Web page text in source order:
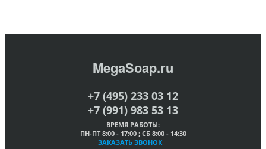
MegaSoap.ru
+7 (495) 233 03 12
+7 (991) 983 53 13
ВРЕМЯ РАБОТЫ:
ПН-ПТ 8:00 - 17:00 ; СБ 8:00 - 14:30
ЗАКАЗАТЬ ЗВОНОК